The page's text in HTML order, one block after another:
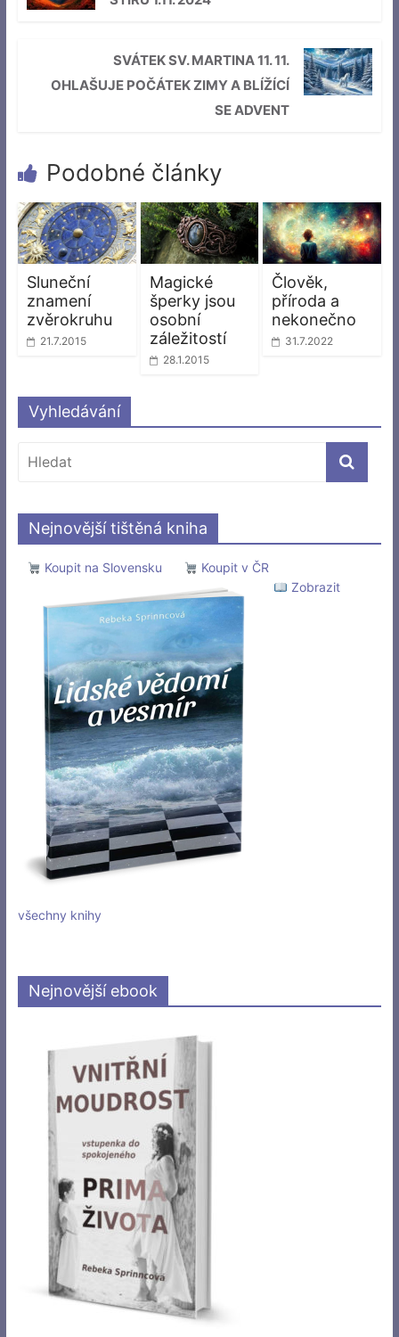
SVÁTEK SV. MARTINA 11. 11.
OHLAŠUJE POČÁTEK ZIMY A BLÍŽÍCÍ
SE ADVENT
Podobné články
Sluneční
znamení
zvěrokruhu
21.7.2015
Magické
šperky jsou
osobní
záležitostí
28.1.2015
Člověk,
příroda a
nekonečno
31.7.2022
Vyhledávání
Nejnovější tištěná kniha
Koupit na Slovensku
Koupit v ČR
Zobrazit
všechny knihy
Nejnovější ebook